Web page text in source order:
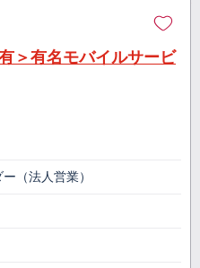
＞有名モバイルサービ
（法人営業）